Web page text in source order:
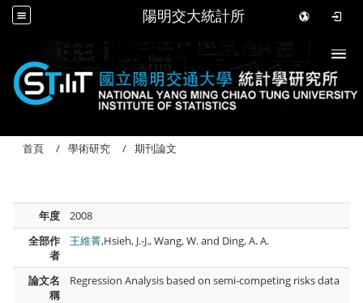
陽明交大統計所
首頁 學術研究 期刊論文
年度
2008
全部作
者
王維菁,Hsieh, J.-J., Wang, W. and Ding, A. A.
論文名
稱
Regression Analysis based on semi-competing risks data